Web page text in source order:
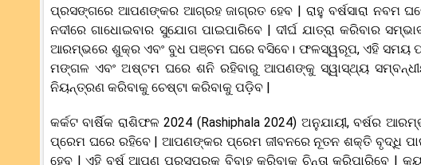
ପ୍ରସଙ୍ଗରେ ଆପଣଙ୍କର ଆଗ୍ରହ ଜାଗ୍ରତ ହେବ | ରାହୁ ବର୍ଷସାରା ନବମ
ନଦୀରେ ଗାଧୋଇବାର ସୁଯୋଗ ପାଇପାରିବେ | ଦୀର୍ଘ ଯାତ୍ରା କରିବାର
ଆରମ୍ଭରେ ଶୁକ୍ର ଏବଂ ବୁଧ ପଞ୍ଚମ ଘରେ ବସିବେ। ଫଳସ୍ୱରୂପ, ଏହି ସମୟ
ମଙ୍ଗଳ ଏବଂ ଅଷ୍ଟମ ଘରେ ଶନି ରହିବାରୁ ଆପଣଙ୍କୁ ସ୍ୱାସ୍ଥ୍ୟ
ନିୟନ୍ତ୍ରଣ କରିବାକୁ ଚେଷ୍ଟା କରିବାକୁ ପଡ଼ିବ |
କର୍କଟ ବାର୍ଷିକ ରାଶିଫଳ 2024 (Rashiphala 2024) ଅନୁଯାୟୀ,
ପ୍ରେମ ଘରେ ରହିବେ | ଆପଣଙ୍କର ପ୍ରେମ ଜୀବନରେ ନୂତନ ଶକ୍ତି ବୃଦ୍ଧି
ହେବ | ଏହି ବର୍ଷ ଆପଣ ପରସ୍ପରକୁ ବିବାହ କରିବାକୁ ଚିନ୍ତା କରିପାରିବେ